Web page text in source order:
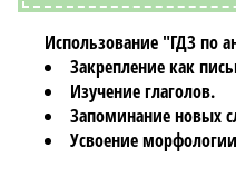
Использование "ГДЗ по
Закрепление как
Изучение глаголов.
Запоминание новых
Усвоение